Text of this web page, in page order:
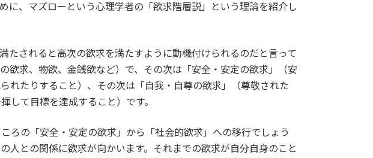
に、マズローという心理学者の「欲求階層説」という理論を紹介し
たされると高次の欲求を満たすように動機付けられるのだと言って
欲求、物欲、金銭欲など）で、その次は「安全・安定の欲求」（安
れたりすること）、その次は「自我・自尊の欲求」（尊敬された
して目標を達成すること）です。
ろの「安全・安定の欲求」から「社会的欲求」への移行でしょう
人との関係に欲求が向かいます。それまでの欲求が自分自身のこと